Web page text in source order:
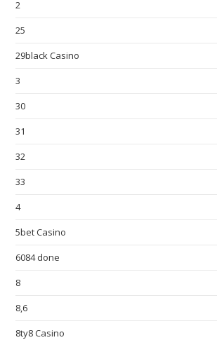
2
25
29black Casino
3
30
31
32
33
4
5bet Casino
6084 done
8
8,6
8ty8 Casino